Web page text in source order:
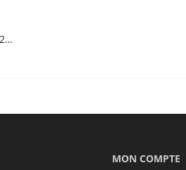
TOLE ALU GRAIN RIZ 2500X1250X2/1.5 1TOLE
MON COMPTE